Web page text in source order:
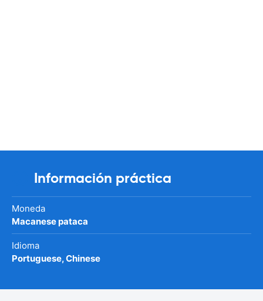
Información práctica
Moneda
Macanese pataca
Idioma
Portuguese, Chinese